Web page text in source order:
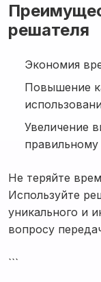
решателя
Экономия
Повышение
Увеличение
Не теряйте
Используйте
уникального и
вопросу
```